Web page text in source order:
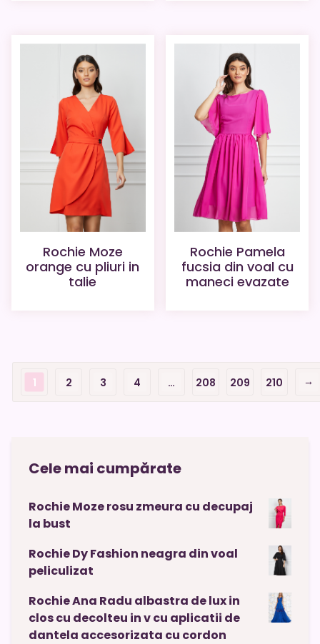
Rochie Moze
orange cu pliuri in
talie
Rochie Pamela
fucsia din voal cu
maneci evazate
1 2 3 4 … 208 209 210 →
Cele mai cumpărate
Rochie Moze rosu zmeura cu decupaj
la bust
Rochie Dy Fashion neagra din voal
peliculizat
Rochie Ana Radu albastra de lux in
clos cu decolteu in v cu aplicatii de
dantela accesorizata cu cordon